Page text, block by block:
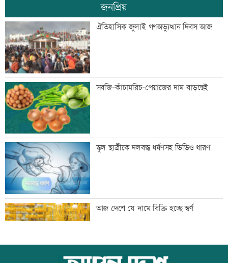
দেশে ফিরলেন আরও ৩৪০ লিবিয়া প্রবাসী
দুর্নীতির বিরুদ্ধে কঠোর অবস্থান নিতে হবে:
প্রতিমন্ত্রী নুর
দল ভারী করতে আ’লীগকে রাজনীতি করতে
দেয়া উচিত নয়: ডা. শফিকুর রহমান
খালি পায়ে হাঁটার উপকারিতা
জনপ্রিয়
ঐতিহাসিক জুলাই গণঅভ্যুত্থান দিবস আজ
সবজি-কাঁচামরিচ-পেয়াজের দাম বাড়ছেই
স্কুল ছাত্রীকে দলবদ্ধ ধর্ষণসহ ভিডিও ধারণ
আজ দেশে যে দামে বিক্রি হচ্ছে স্বর্ণ